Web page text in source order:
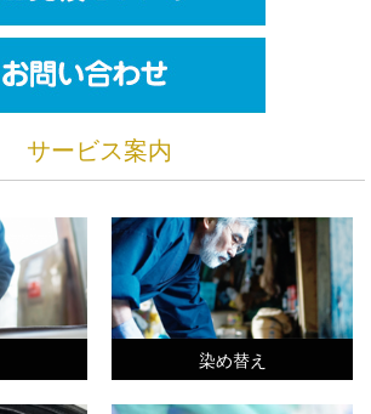
サービス案内
染め替え